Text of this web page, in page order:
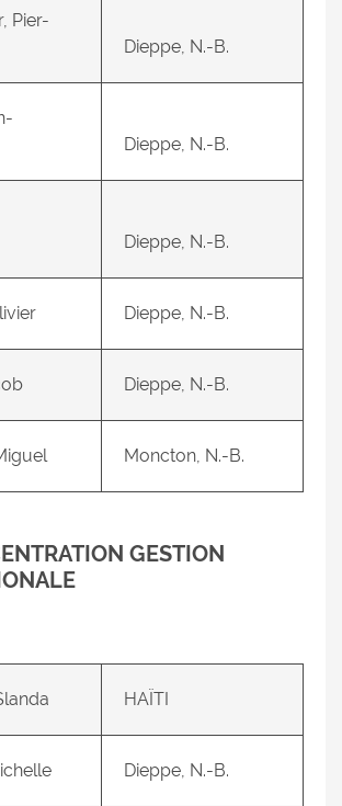
Pier-
Dieppe, N.-B.
Dieppe, N.-B.
Dieppe, N.-B.
Dieppe, N.-B.
Dieppe, N.-B.
Moncton, N.-B.
GESTION
HAÏTI
Dieppe, N.-B.